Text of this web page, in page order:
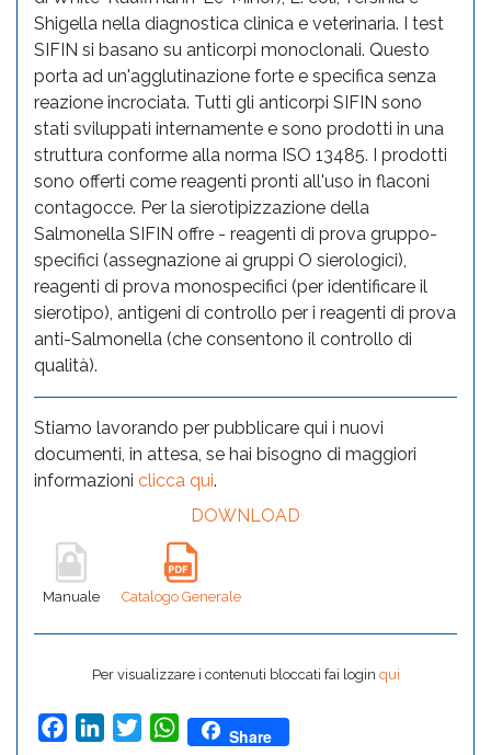
Shigella nella diagnostica clinica e veterinaria. I test
SIFIN si basano su anticorpi monoclonali. Questo
porta ad un'agglutinazione forte e specifica senza
reazione incrociata. Tutti gli anticorpi SIFIN sono
stati sviluppati internamente e sono prodotti in una
struttura conforme alla norma ISO 13485. I prodotti
sono offerti come reagenti pronti all'uso in flaconi
contagocce. Per la sierotipizzazione della
Salmonella SIFIN offre - reagenti di prova gruppo-
specifici (assegnazione ai gruppi O sierologici),
reagenti di prova monospecifici (per identificare il
sierotipo), antigeni di controllo per i reagenti di prova
anti-Salmonella (che consentono il controllo di
qualità).
Stiamo lavorando per pubblicare qui i nuovi
documenti, in attesa, se hai bisogno di maggiori
informazioni clicca qui.
DOWNLOAD
Manuale Catalogo Generale
Per visualizzare i contenuti bloccati fai login qui
FacebookLinkedInTwitterWhatsApp
Share